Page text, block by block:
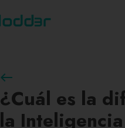
west
¿Cuál es la
la